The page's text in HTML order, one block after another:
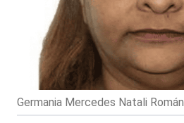
Germania Mercedes Natali Román